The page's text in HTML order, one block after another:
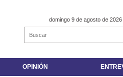
domingo 9 de agosto de 2026
OPINIÓN